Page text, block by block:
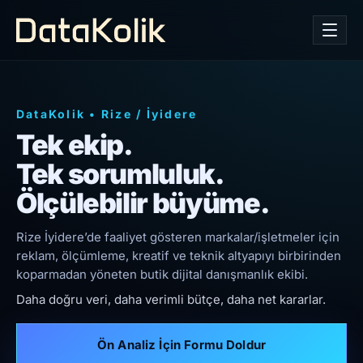
DataKolik • Rize / İyidere
Tek ekip.
Tek sorumluluk.
Ölçülebilir büyüme.
Rize İyidere’de faaliyet gösteren markalar/işletmeler için
reklam, ölçümleme, kreatif ve teknik altyapıyı birbirinden
koparmadan yöneten butik dijital danışmanlık ekibi.
Daha doğru veri, daha verimli bütçe, daha net kararlar.
Ön Analiz İçin Formu Doldur